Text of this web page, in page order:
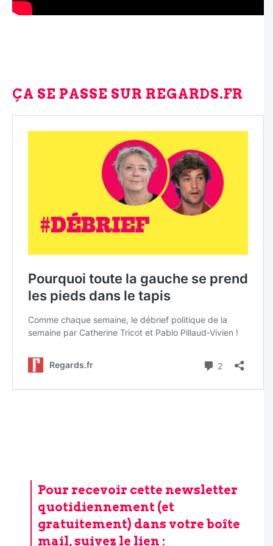
ÇA SE PASSE SUR REGARDS.FR
Pour recevoir cette newsletter
quotidiennement (et
gratuitement) dans votre boîte
mail, suivez le lien :